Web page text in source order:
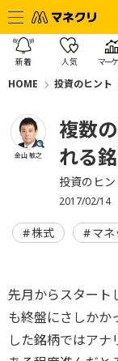
新着 人気 マー
HOME 投資のヒント
金山 敏之
複数
れる
投資のヒン
2017/02/14
株式 マネ
先月からスタート
も終盤にさしかか
した銘柄ではア